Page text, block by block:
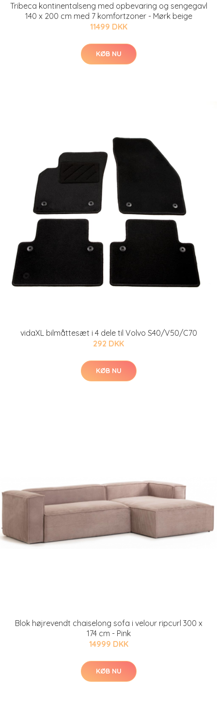
Tribeca kontinentalseng med opbevaring og sengegavl
140 x 200 cm med 7 komfortzoner - Mørk beige
11499 DKK
KØB NU
vidaXL bilmåttesæt i 4 dele til Volvo S40/V50/C70
292 DKK
KØB NU
Blok højrevendt chaiselong sofa i velour ripcurl 300 x
174 cm - Pink
14999 DKK
KØB NU